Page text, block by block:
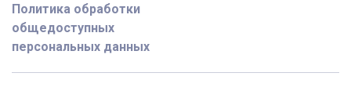
Политика обработки
общедоступных
персональных данных